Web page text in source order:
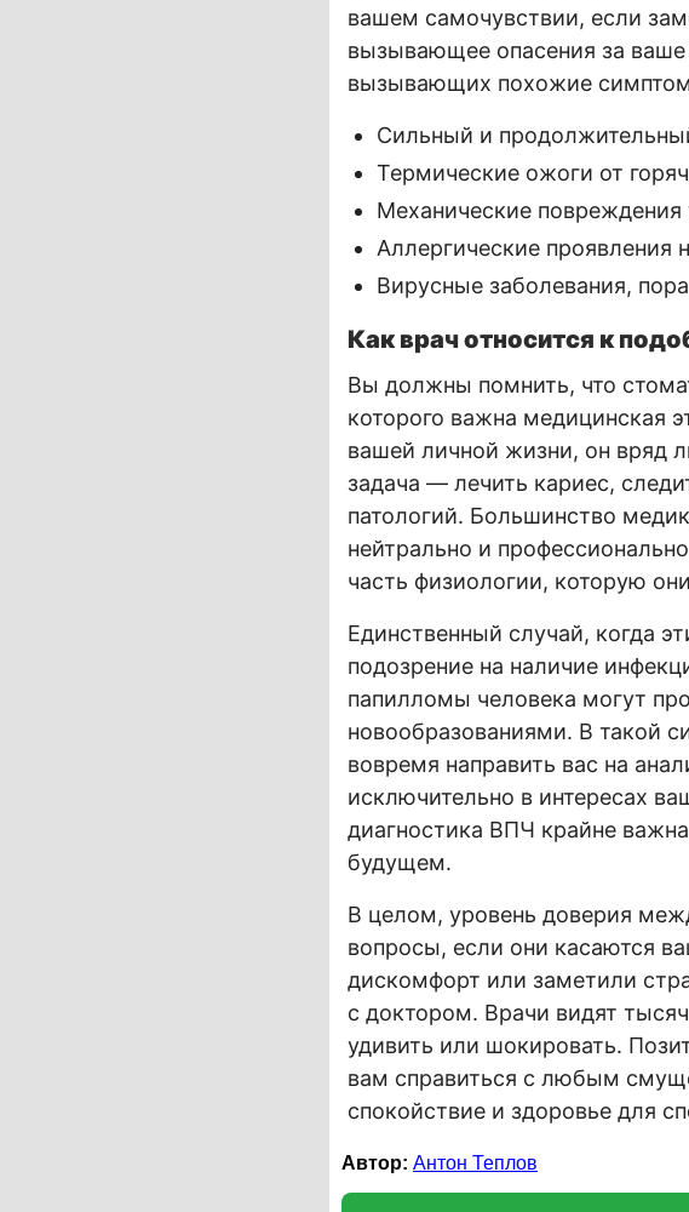
вашем самочувствии, если
вызывающее опасения за
вызывающих похожие
Сильный и
Термические ожоги от
Механические
Аллергические проявления
Вирусные заболевания,
Как врач относится к
Вы должны помнить, что
которого важна медицинская
вашей личной жизни, он вряд
задача — лечить кариес,
патологий. Большинство
нейтрально и
часть физиологии, которую
Единственный случай, когда
подозрение на наличие
папилломы человека могут
новообразованиями. В такой
вовремя направить вас на
исключительно в интересах
диагностика ВПЧ крайне
будущем.
В целом, уровень доверия
вопросы, если они касаются
дискомфорт или заметили
с доктором. Врачи видят
удивить или шокировать.
вам справиться с любым
спокойствие и здоровье для
Автор: Антон Теплов